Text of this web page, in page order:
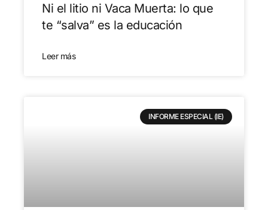
Ni el litio ni Vaca Muerta: lo que
te “salva” es la educación
Leer más
INFORME ESPECIAL (IE)